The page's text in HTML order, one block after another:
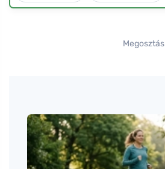
Megosztás